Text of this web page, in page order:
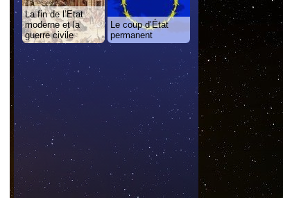
La fin de l’Etat
moderne et la
guerre civile
Le coup d’État
permanent